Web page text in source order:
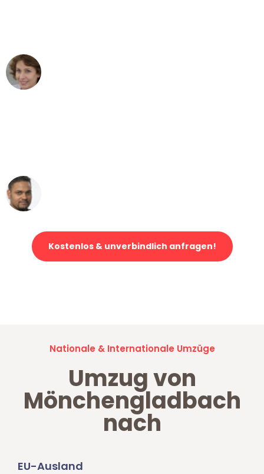
Kostenlos & unverbindlich anfragen!
Nationale & Internationale Umzüge
Umzug von
Mönchengladbach
nach
EU-Ausland